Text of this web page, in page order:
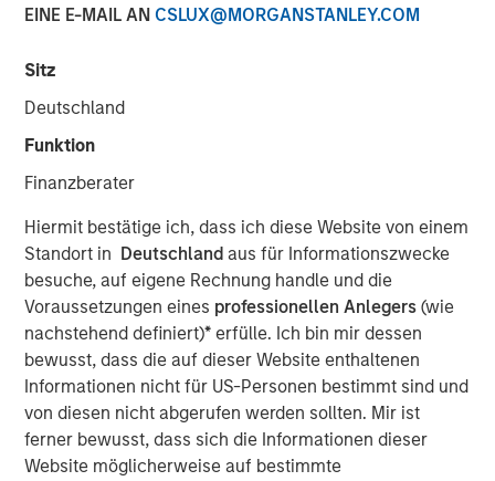
EINE E-MAIL AN CSLUX@MORGANSTANLEY.COM
Sitz
Deutschland
Funktion
Finanzberater
Hiermit bestätige ich, dass ich diese Website von einem
Standort in Deutschland aus für Informationszwecke
besuche, auf eigene Rechnung handle und die
Voraussetzungen eines professionellen Anlegers(wie
nachstehend definiert)* erfülle. Ich bin mir dessen
bewusst, dass die auf dieser Website enthaltenen
Informationen nicht für US-Personen bestimmt sind und
von diesen nicht abgerufen werden sollten. Mir ist
ferner bewusst, dass sich die Informationen dieser
Website möglicherweise auf bestimmte
Counterpoint Global
Counterpoint Global’s culture fosters collaboration,
creativity, continued development and differentiated
Ähnliche Einblicke
CONSILIENT OBSERVER
The Wisdom of Crowds in Markets: Crowd
Behavior in Prediction, Betting, and Stock
Markets
ARTIKEL